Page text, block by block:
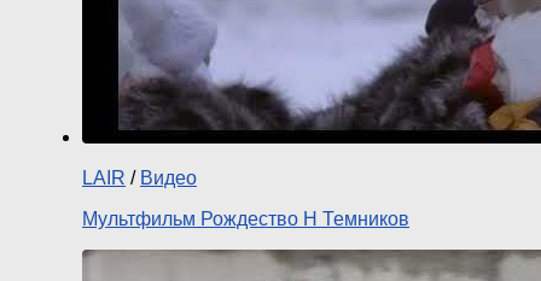
LAIR / Видео
Мультфильм Рождество Н Темников